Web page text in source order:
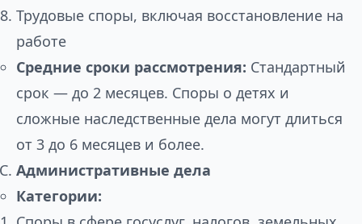
Трудовые споры, включая восстановление на
работе
Средние сроки рассмотрения: Стандартный
срок — до 2 месяцев. Споры о детях и
сложные наследственные дела могут длиться
от 3 до 6 месяцев и более.
Административные дела
Категории: